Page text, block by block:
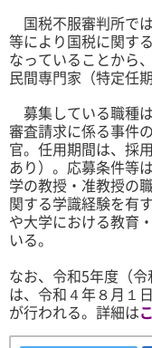
国税不服審判所で
等により国税に関す
なっていることから
民間専門家（特定任
募集している職種
審査請求に係る事件
官。任用期間は、採
あり）。応募条件等
学の教授・准教授の
関する学識経験を有
や大学における教育
いる。
なお、令和5年度（
は、令和４年８月１
が行われる。 詳細は